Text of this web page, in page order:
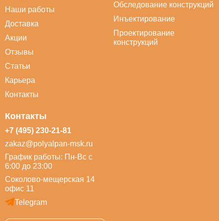
Наши работы
Доставка
Акции
Отзывы
Статьи
Карьера
Контакты
Обследование конструкций
Инъектирование
Проектирование
конструкций
Контакты
+7 (495) 230-21-81
zakaz@polyalpan-msk.ru
График работы: Пн-Вс с
6:00 до 23:00
Соколово-мещерская 14
офис 11
Telegram